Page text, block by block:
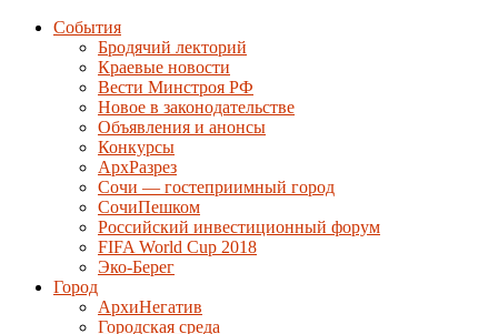
События
Бродячий лекторий
Краевые новости
Вести Минстроя РФ
Новое в законодательстве
Объявления и анонсы
Конкурсы
АрхРазрез
Сочи — гостеприимный город
СочиПешком
Российский инвестиционный форум
FIFA World Cup 2018
Эко-Берег
Город
АрхиНегатив
Городская среда